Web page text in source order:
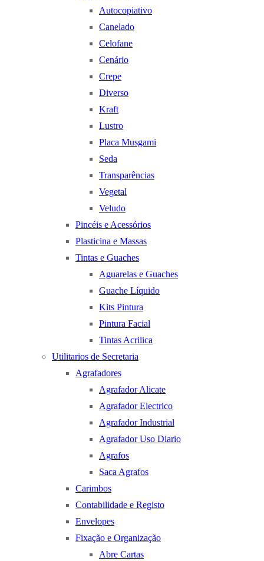
Autocopiativo
Canelado
Celofane
Cenário
Crepe
Diverso
Kraft
Lustro
Placa Musgami
Seda
Transparências
Vegetal
Veludo
Pincéis e Acessórios
Plasticina e Massas
Tintas e Guaches
Aguarelas e Guaches
Guache Líquido
Kits Pintura
Pintura Facial
Tintas Acrilica
Utilitarios de Secretaria
Agrafadores
Agrafador Alicate
Agrafador Electrico
Agrafador Industrial
Agrafador Uso Diario
Agrafos
Saca Agrafos
Carimbos
Contabilidade e Registo
Envelopes
Fixação e Organização
Abre Cartas